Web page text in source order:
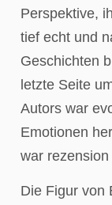
Perspektive,
tief echt und
Geschichten
letzte Seite
Autors war
Emotionen
war
Die Figur von